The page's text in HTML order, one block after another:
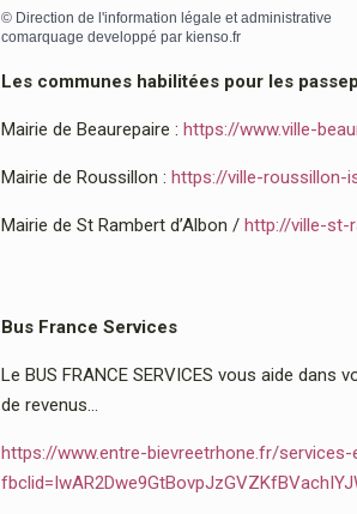
© Direction de l'information légale et administrative
comarquage developpé par kienso.fr
Les communes habilitées pour les
Mairie de Beaurepaire : https://www.ville-
Mairie de Roussillon : https://ville-roussillon-
Mairie de St Rambert d’Albon / http://ville-st-
Bus France Services
Le BUS FRANCE SERVICES vous aide
de revenus…
https://www.entre-bievreetrhone.fr/